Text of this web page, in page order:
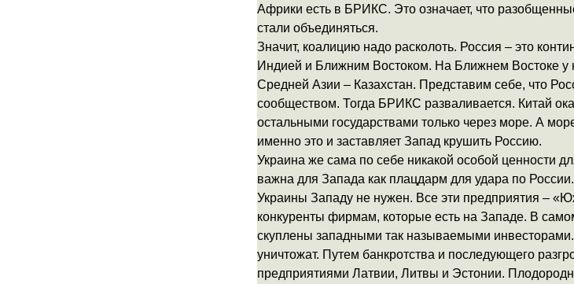
Африки есть в БРИКС. Это означает, что
стали объединяться.
Значит, коалицию надо расколоть. Россия – это
Индией и Ближним Востоком. На Ближнем Востоке у
Средней Азии – Казахстан. Представим себе, что
сообществом. Тогда БРИКС разваливается. Китай
остальными государствами только через море. А
именно это и заставляет Запад крушить Россию.
Украина же сама по себе никакой особой ценности
важна для Запада как плацдарм для удара по
Украины Западу не нужен. Все эти предприятия –
конкуренты фирмам, которые есть на Западе. В
скуплены западными так называемыми
уничтожат. Путем банкротства и последующего
предприятиями Латвии, Литвы и Эстонии.